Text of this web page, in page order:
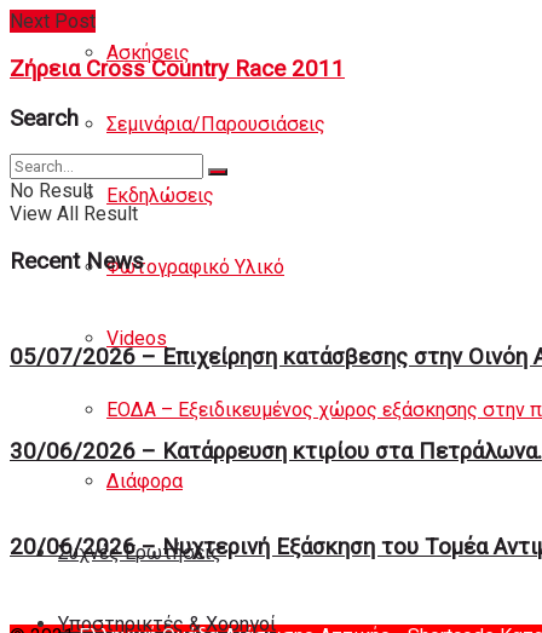
Ασκήσεις
Σεμινάρια/Παρουσιάσεις
Εκδηλώσεις
Φωτογραφικό Υλικό
Videos
ΕΟΔΑ – Εξειδικευμένος χώρος εξάσκησης στην
Διάφορα
Συχνές Ερωτήσεις
Υποστηρικτές & Χορηγοί
Next Post
Ζήρεια Cross Country Race 2011
Search
No Result
View All Result
Recent News
05/07/2026 – Επιχείρηση κατάσβεσης στην Οινόη
30/06/2026 – Κατάρρευση κτιρίου στα Πετράλωνα.
20/06/2026 – Νυχτερινή Eξάσκηση του Tομέα